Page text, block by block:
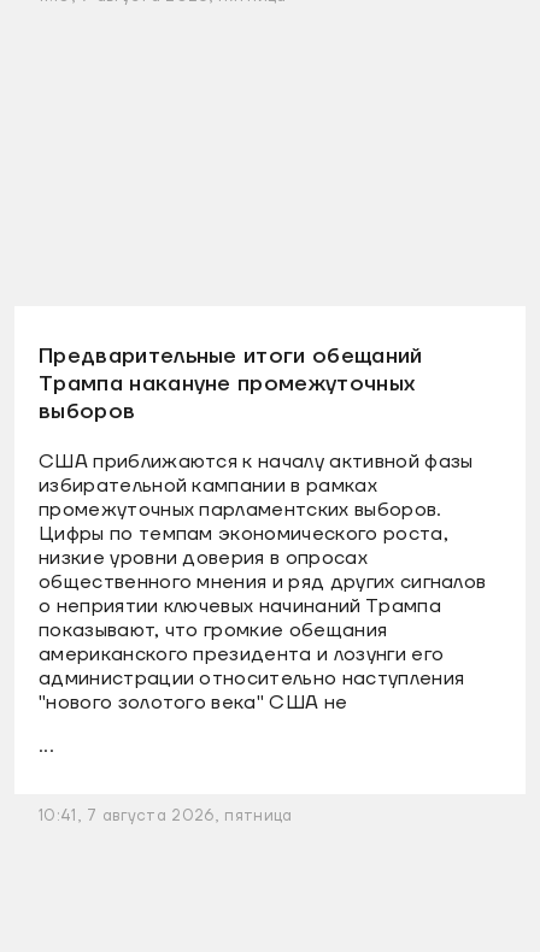
Предварительные итоги обещаний
Трампа накануне промежуточных
выборов
США приближаются к началу активной фазы
избирательной кампании в рамках
промежуточных парламентских выборов.
Цифры по темпам экономического роста,
низкие уровни доверия в опросах
общественного мнения и ряд других сигналов
о неприятии ключевых начинаний Трампа
показывают, что громкие обещания
американского президента и лозунги его
администрации относительно наступления
"нового золотого века" США не
...
10:41, 7 августа 2026, пятница